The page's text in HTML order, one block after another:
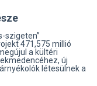
szigeten”
471,575 millió
a kültéri
új
létesülnek a